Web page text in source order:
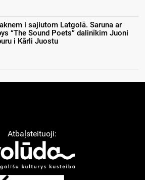
i sajiutom Latgolā. Saruna ar
“The Sound Poets” dalinīkim Juoni
i Kārli Juostu
Atbaļsteituoji: